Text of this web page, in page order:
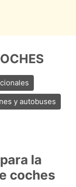
y autobuses
la
coches